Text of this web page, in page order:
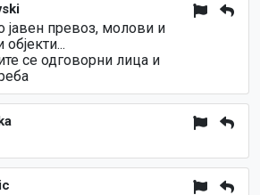
јавен превоз, молови и
објекти...
се одговорни лица и